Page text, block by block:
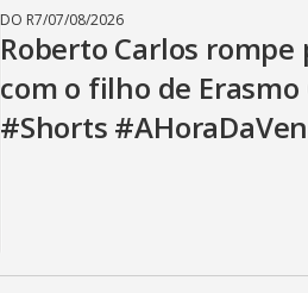
DO R7/07/08/2026
Roberto Carlos rompe
com o filho de Erasmo
#Shorts